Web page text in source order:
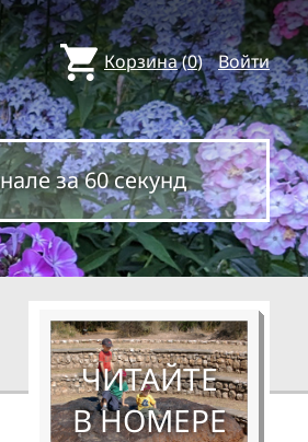
Корзина(0) Войти
за 60 секунд
ЧИТАЙТЕ
В НОМЕРЕ